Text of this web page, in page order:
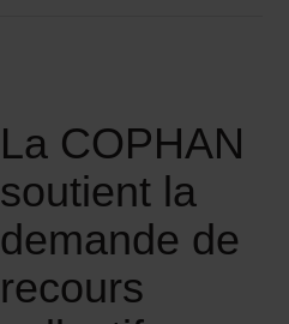
La COPHAN
soutient la
demande de
recours